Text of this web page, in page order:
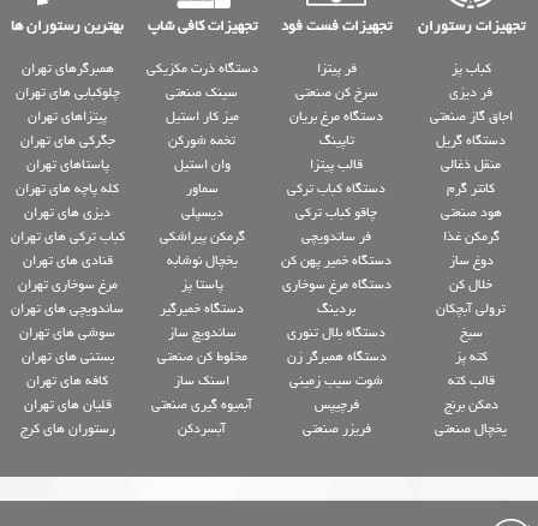
تجهیزات رستوران تجهیزات فست فود تجهیزات کافی شاپ بهترین رستوران ها
کباب پز
فر دیزی
اجاق گاز صنعتی
دستگاه گریل
منقل ذغالی
کانتر گرم
هود صنعتی
گرمکن غذا
دوغ ساز
خلال کن
ترولی آبچکان
سیخ
کته پز
قالب کته
دمکن برنج
یخچال صنعتی
فر پیتزا
سرخ کن صنعتی
دستگاه مرغ بریان
تاپینگ
قالب پیتزا
دستگاه کباب ترکی
چاقو کباب ترکی
فر ساندویچی
دستگاه خمیر پهن کن
دستگاه مرغ سوخاری
بردینگ
دستگاه بلال تنوری
دستگاه همبرگر زن
شوت سیب زمینی
فرچیپس
فریزر صنعتی
دستگاه ذرت مکزیکی
سینک صنعتی
میز کار استیل
تخمه شورکن
وان استیل
سماور
دیسپلی
گرمکن پیراشکی
یخچال نوشابه
پاستا پز
دستگاه خمیرگیر
ساندویچ ساز
مخلوط کن صنعتی
اسنک ساز
آبمیوه گیری صنعتی
آبسردکن
همبرگرهای تهران
چلوکبابی های تهران
پیتزاهای تهران
جگرکی های تهران
پاستاهای تهران
کله پاچه های تهران
دیزی های تهران
کباب ترکی های تهران
قنادی های تهران
مرغ سوخاری تهران
ساندویچی های تهران
سوشی های تهران
بستنی های تهران
کافه های تهران
قلیان های تهران
رستوران های کرج